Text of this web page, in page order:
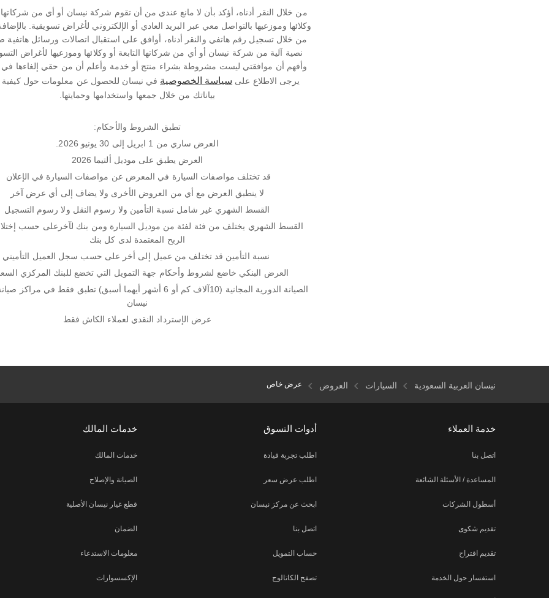
من خلال النقر أدناه، أؤكد بأن لا مانع عندي من أن تقوم شركة نيسان أو أي من شركاتها
وكلائها وموزعيها بالتواصل معي عبر البريد العادي أو الإلكتروني لأغراض تسويقية.
من خلال تسجيل رقم هاتفي والنقر أدناه، أوافق على استقبال اتصالات ورسائل هاتفية
نصية آلية من شركة نيسان أو أي من شركاتها التابعة أو وكلائها وموزعيها لأغراض
وأفهم أن موافقتي ليست مشروطة بشراء منتج أو خدمة وأعلم أن من حقي إلغاءها
يرجى الاطلاع على سياسة الخصوصية في نيسان للحصول عن معلومات حول كيفية
بياناتك من خلال جمعها واستخدامها وحمايتها.
تطبق الشروط والأحكام:
العرض ساري من 1 ابريل إلى 30 يونيو 2026.
العرض يطبق على موديل ألتيما 2026
قد تختلف مواصفات السيارة في المعرض عن مواصفات السيارة في الإعلان
لا ينطبق العرض مع أي من العروض الأخرى ولا يضاف إلى أي عرض آخر
القسط الشهري غير شامل نسبة التأمين ولا رسوم النقل ولا رسوم التسجيل
القسط الشهري يختلف من فئة لفئة من موديل السيارة ومن بنك لآخرعلى حسب
الربح المعتمدة لدى كل بنك
نسبة التأمين قد تختلف من عميل إلى أخر على حسب سجل العميل التأميني
العرض البنكي خاضع لشروط وأحكام جهة التمويل التي تخضع للبنك المركزي
الصيانة الدورية المجانية (10آلاف كم أو 6 أشهر أيهما أسبق) تطبق فقط في
نيسان
عرض الإسترداد النقدي لعملاء الكاش فقط
نيسان العربية السعودية السيارات العروض عرض خاص
خدمة العملاء
اتصل بنا
المساعدة / الأسئلة الشائعة
أسطول الشركات
تقديم شكوى
تقديم اقتراح
استفسار حول الخدمة
أدوات التسوق
اطلب تجربة قيادة
اطلب عرض سعر
ابحث عن مركز نيسان
اتصل بنا
حساب التمويل
تصفح الكاتالوج
خدمات المالك
خدمات المالك
الصيانة والإصلاح
قطع غيار نيسان الأصلية
الضمان
معلومات الاستدعاء
الإكسسوارات